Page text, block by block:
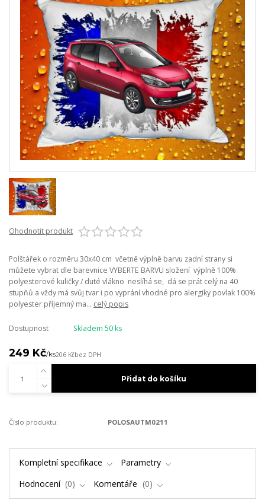
Ohodnotit produkt
Polštářek o rozměru 30x40 cm včetně výplně barvu zadní strany si
můžete vybrat dle barevnice VYBERTE BARVU složení výplně 100%
polyesterové kuličky / duté vlákno neslíhá se, dá se prát celý na 40
stupňů a vždy má svůj tvar i po vyprání vhodné pro alergiky povlak 100%
polyester příjemný ma... celý popis
Dostupnost Skladem 50 ks
249 Kč/ks206 Kčbez DPH
Přidat do košíku
Číslo produktu: POLOSAUTM0211
Kompletní specifikace
Parametry
Hodnocení
0 Komentáře 0